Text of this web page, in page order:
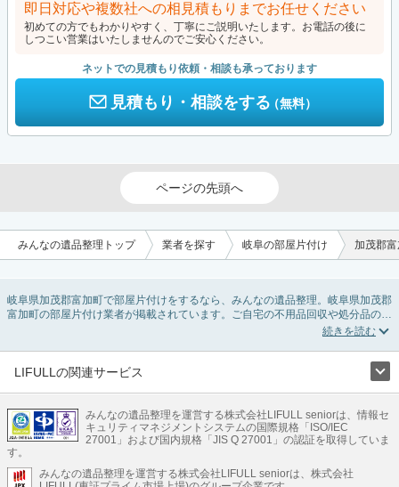
即日対応や複数社への相見積もりまでお任せください
初めての方でもわかりやすく、丁寧にご説明いたします。お電話の後に
しつこい営業はいたしませんのでご安心ください。
ネットでの見積もり依頼・相談も承っております
見積もり・相談をする（無料）
ページの先頭へ
みんなの遺品整理トップ 業者を探す 岐阜の部屋片付け 加茂郡
岐阜県加茂郡富加町で部屋片付けをするなら、みんなの遺品整理。岐阜県加茂郡
富加町の部屋片付け業者が掲載されています。ご自宅の不用品回収や処分品の仕
分け、貴重品の捜索などの依頼ができます。岐阜県加茂郡富加町の部屋片付けの
し検索してみましょう。部屋片付けはいつか着手しようと思っていると、ついつ
ご自分で無理なくできる片付け方法やご実家の片付けノウハウもお届けしていま
すので、ぜひあわせてご覧ください。
LIFULLの関連サービス
不動産・住宅
引越し 老人ホーム 地方創生 ママの就労支援
不動産クラウドファンディング 遺品整理 老後の暮らし情報
LIFULL HOME'Sのサービス
みんなの遺品整理を運営する株式会社LIFULL seniorは、情報セ
キュリティマネジメントシステムの国際規格「ISO/IEC
27001」および国内規格「JIS Q 27001」の認証を取得していま
す。
みんなの遺品整理を運営する株式会社LIFULL seniorは、株式会社